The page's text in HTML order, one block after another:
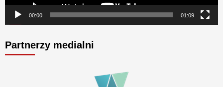
00:00 01:09
Partnerzy medialni